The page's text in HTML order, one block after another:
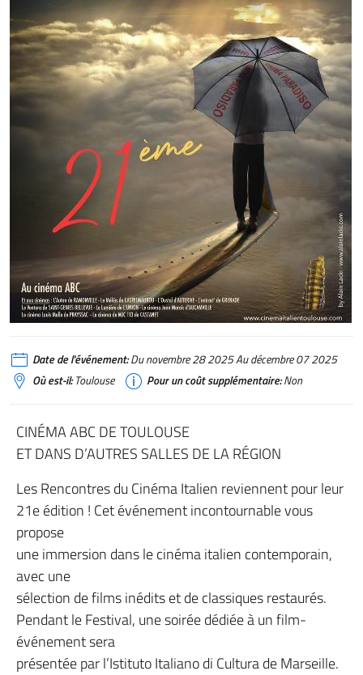
Date de l'événement:Du novembre 28 2025 Au décembre 07 2025
Où est-il:Toulouse Pour un coût supplémentaire:Non
CINÉMA ABC DE TOULOUSE
ET DANS D’AUTRES SALLES DE LA RÉGION
Les Rencontres du Cinéma Italien reviennent pour leur
21e édition ! Cet événement incontournable vous
propose
une immersion dans le cinéma italien contemporain,
avec une
sélection de films inédits et de classiques restaurés.
Pendant le Festival, une soirée dédiée à un film-
événement sera
présentée par l’Istituto Italiano di Cultura de Marseille.